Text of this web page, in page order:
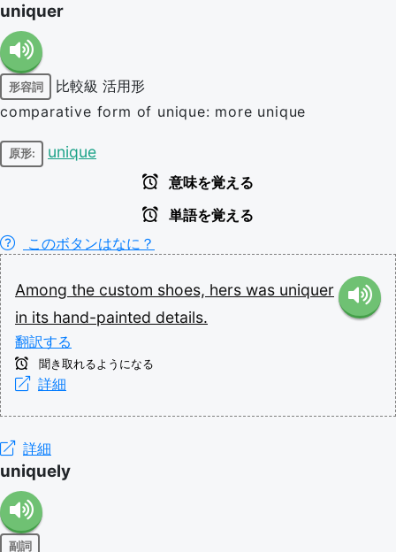
uniquer
形容詞 比較級 活用形
comparative form of unique: more unique
原形: unique
意味を覚える
単語を覚える
このボタンはなに？
Among the custom shoes, hers was uniquer
in its hand-painted details.
翻訳する
聞き取れるようになる
詳細
詳細
uniquely
副詞